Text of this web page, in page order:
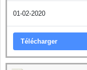
01-02-2020
Télécharger